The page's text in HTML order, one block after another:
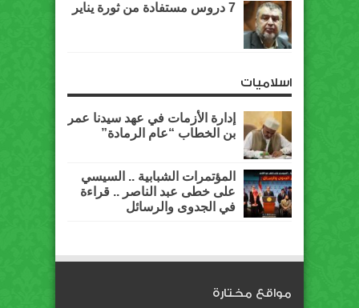
7 دروس مستفادة من ثورة يناير
اسلاميات
إدارة الأزمات في عهد سيدنا عمر
بن الخطاب “عام الرمادة”
المؤتمرات الشبابية .. السيسي
على خطى عبد الناصر .. قراءة
في الجدوى والرسائل
مواقع مختارة